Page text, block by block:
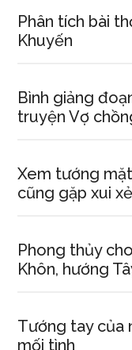
Phân tích bài
Khuyến
Bình giảng
truyện Vợ
Xem tướng
cũng gặp xui
Phong thủy
Khôn, hướng
Tướng tay của
mối tình